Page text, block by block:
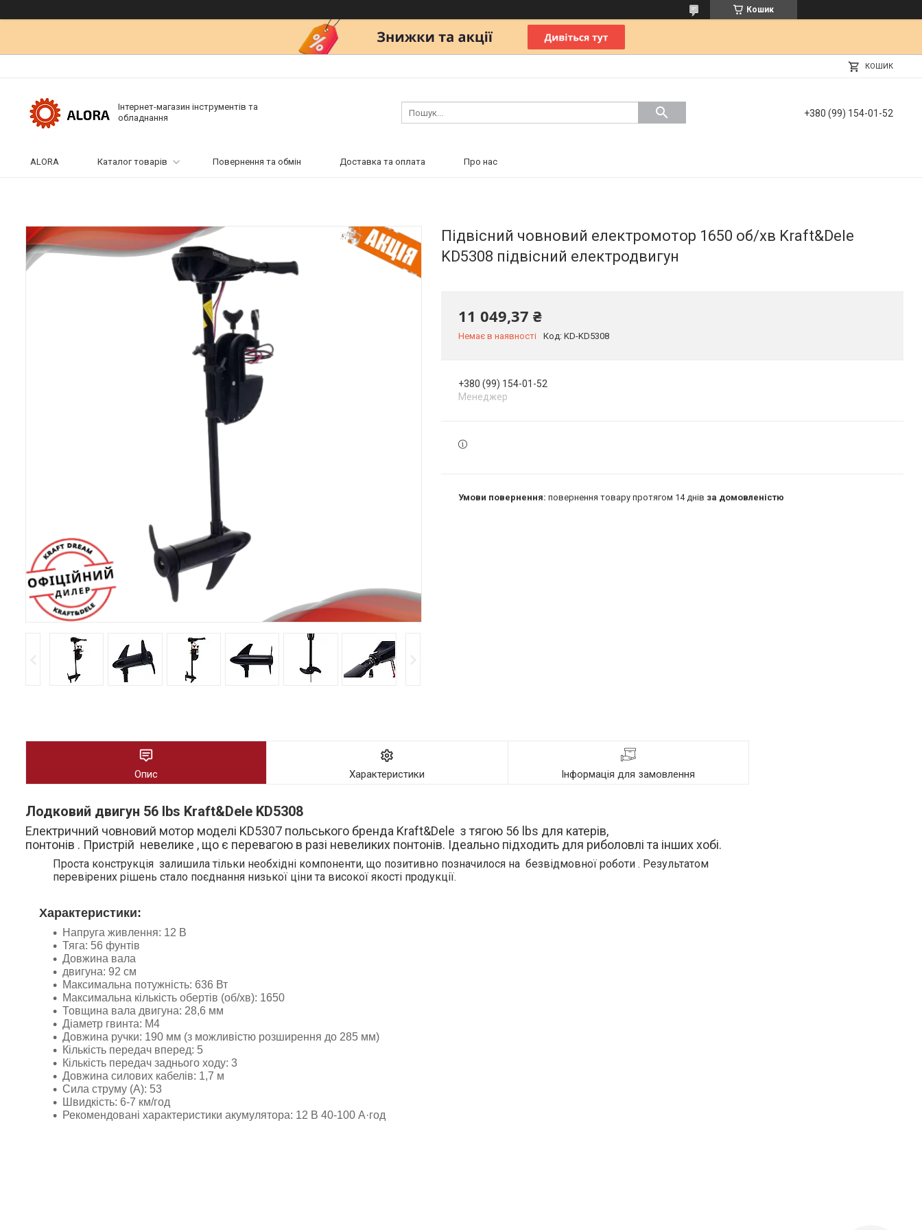
Кошик
КОШИК
Інтернет-магазин інструментів та
обладнання
+380 (99) 154-01-52
ALORA Каталог товарів Повернення та обмін Доставка та оплата Про нас
Підвісний човновий електромотор 1650 об/хв Kraft&Dele
KD5308 підвісний електродвигун
11 049,37 ₴
Немає в наявності Код: KD-KD5308
+380 (99) 154-01-52
Менеджер
повернення товару протягом 14 днів за домовленістю
Опис Характеристики Інформація для замовлення
Лодковий двигун 56 lbs Kraft&Dele KD5308
Електричний човновий мотор моделі KD5307 польського бренда Kraft&Dele з тягою 56 lbs для катерів,
понтонів . Пристрій невелике , що є перевагою в разі невеликих понтонів. Ідеально підходить для риболовлі та інших хобі.
Проста конструкція залишила тільки необхідні компоненти, що позитивно позначилося на безвідмовної роботи . Результатом
перевірених рішень стало поєднання низької ціни та високої якості продукції.
Характеристики:
Напруга живлення: 12 В
Тяга: 56 фунтів
Довжина вала
двигуна: 92 см
Максимальна потужність: 636 Вт
Максимальна кількість обертів (об/хв): 1650
Товщина вала двигуна: 28,6 мм
Діаметр гвинта: M4
Довжина ручки: 190 мм (з можливістю розширення до 285 мм)
Кількість передач вперед: 5
Кількість передач заднього ходу: 3
Довжина силових кабелів: 1,7 м
Сила струму (А): 53
Швидкість: 6-7 км/год
Рекомендовані характеристики акумулятора: 12 В 40-100 А·год